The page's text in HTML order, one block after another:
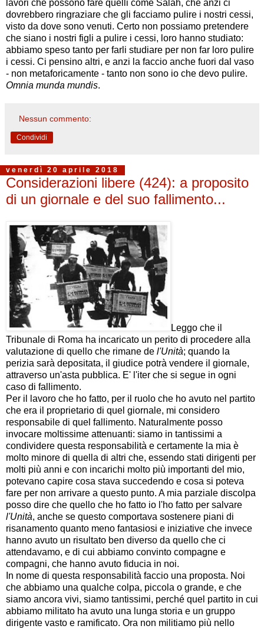
lavori che possono fare quelli come Salah, che anzi ci
dovrebbero ringraziare che gli facciamo pulire i nostri cessi,
visto da dove sono venuti. Certo non possiamo pretendere
che siano i nostri figli a pulire i cessi, loro hanno studiato:
abbiamo speso tanto per farli studiare per non far loro pulire
i cessi. Ci pensino altri, e anzi la faccio anche fuori dal vaso
- non metaforicamente - tanto non sono io che devo pulire.
Omnia munda mundis.
Nessun commento:
Condividi
venerdì 20 aprile 2018
Considerazioni libere (424): a proposito
di un giornale e del suo fallimento...
Leggo che il
Tribunale di Roma ha incaricato un perito di procedere alla
valutazione di quello che rimane de l'Unità; quando la
perizia sarà depositata, il giudice potrà vendere il giornale,
attraverso un'asta pubblica. E' l'iter che si segue in ogni
caso di fallimento.
Per il lavoro che ho fatto, per il ruolo che ho avuto nel partito
che era il proprietario di quel giornale, mi considero
responsabile di quel fallimento. Naturalmente posso
invocare moltissime attenuanti: siamo in tantissimi a
condividere questa responsabilità e certamente la mia è
molto minore di quella di altri che, essendo stati dirigenti per
molti più anni e con incarichi molto più importanti del mio,
potevano capire cosa stava succedendo e cosa si poteva
fare per non arrivare a questo punto. A mia parziale discolpa
posso dire che quello che ho fatto io l'ho fatto per salvare
l'Unità, anche se questo comportava sostenere piani di
risanamento quanto meno fantasiosi e iniziative che invece
hanno avuto un risultato ben diverso da quello che ci
attendavamo, e di cui abbiamo convinto compagne e
compagni, che hanno avuto fiducia in noi.
In nome di questa responsabilità faccio una proposta. Noi
che abbiamo una qualche colpa, piccola o grande, e che
siamo ancora vivi, siamo tantissimi, perché quel partito in cui
abbiamo militato ha avuto una lunga storia e un gruppo
dirigente vasto e ramificato. Ora non militiamo più nello